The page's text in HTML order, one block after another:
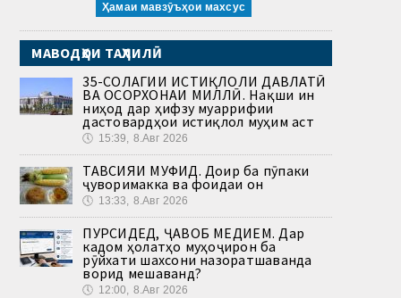
Ҳамаи мавзӯъҳои махсус
МАВОДҲОИ ТАҲЛИЛӢ
35-СОЛАГИИ ИСТИҚЛОЛИ ДАВЛАТӢ
ВА ОСОРХОНАИ МИЛЛӢ. Нақши ин
ниҳод дар ҳифзу муаррифии
дастовардҳои истиқлол муҳим аст
🕔 15:39, 8.Авг 2026
ТАВСИЯИ МУФИД. Доир ба пӯпаки
ҷуворимакка ва фоидаи он
🕔 13:33, 8.Авг 2026
ПУРСИДЕД, ҶАВОБ МЕДИҲЕМ. Дар
кадом ҳолатҳо муҳоҷирон ба
рӯйхати шахсони назоратшаванда
ворид мешаванд?
🕔 12:00, 8.Авг 2026